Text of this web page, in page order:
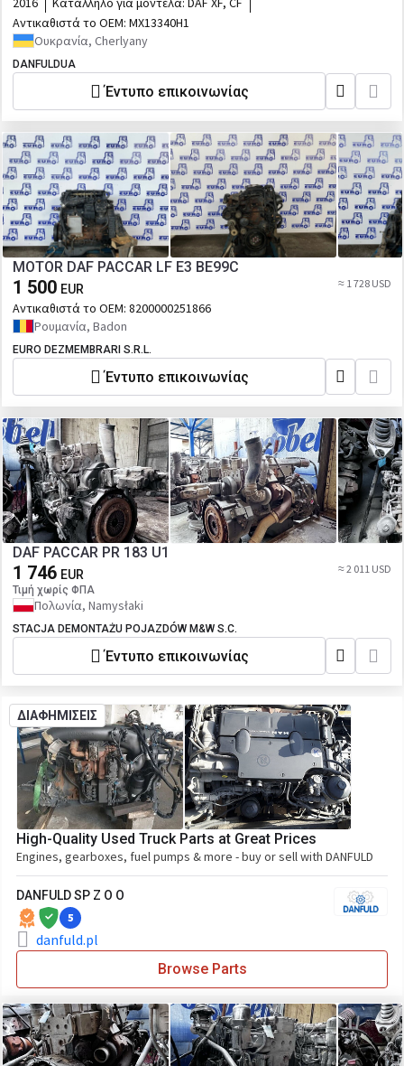
Αντικαθιστά το OEM: MX13340H1
Ουκρανία, Cherlyany
DANFULDUA
Έντυπο επικοινωνίας
MOTOR DAF PACCAR LF E3 BE99C
1 500 EUR ≈ 1 728 USD
Αντικαθιστά το OEM: 8200000251866
Ρουμανία, Badon
EURO DEZMEMBRARI S.R.L.
Έντυπο επικοινωνίας
DAF PACCAR PR 183 U1
1 746 EUR
Τιμή χωρίς ΦΠΑ
≈ 2 011 USD
Πολωνία, Namysłaki
STACJA DEMONTAŻU POJAZDÓW M&W S.C.
Έντυπο επικοινωνίας
ΔΙΑΦΗΜΙΣΕΙΣ
High-Quality Used Truck Parts at Great Prices
Engines, gearboxes, fuel pumps & more - buy or sell with DANFULD
DANFULD SP Z O O
5
danfuld.pl
Browse Parts